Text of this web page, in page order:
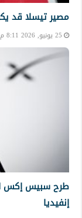
مصير تيسلا قد
25 يونيو, 2026 8:11 م
طرح سبيس إكس
إنفيديا